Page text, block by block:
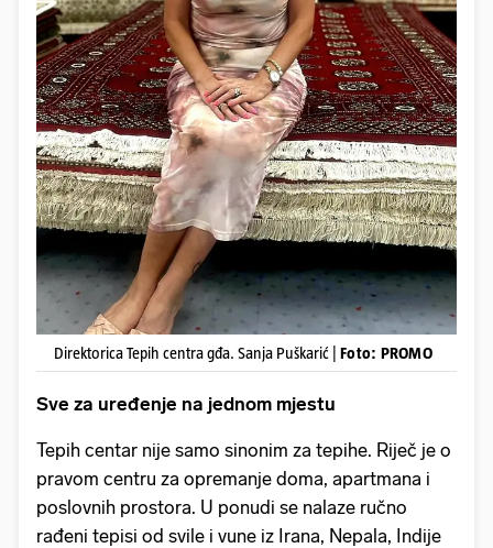
Direktorica Tepih centra gđa. Sanja Puškarić | Foto: PROMO
Sve za uređenje na jednom mjestu
Tepih centar nije samo sinonim za tepihe. Riječ je o
pravom centru za opremanje doma, apartmana i
poslovnih prostora. U ponudi se nalaze ručno
rađeni tepisi od svile i vune iz Irana, Nepala, Indije